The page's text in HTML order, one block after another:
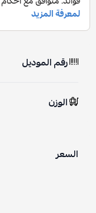
رقم الموديل
الوزن
السعر